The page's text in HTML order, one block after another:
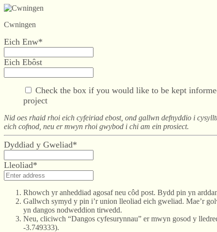
Cwningen
Eich Enw*
Eich Ebôst
Check the box if you would like to be kept
project
Nid oes rhaid rhoi eich cyfeiriad ebost, ond gallwn defnyddio i
eich cofnod, neu er mwyn rhoi gwybod i chi am ein prosiect.
Dyddiad y Gweliad*
Lleoliad*
Rhowch yr anheddiad agosaf neu côd post. Bydd pin yn
Gallwch symyd y pin i’r union lleoliad eich gweliad. Mae’r
yn dangos nodweddion tirwedd.
Neu, cliciwch “Dangos cyfesurynnau” er mwyn gosod y
-3.749333).